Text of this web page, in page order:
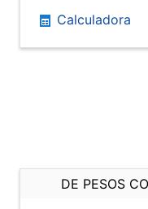
Calculadora
DE PESOS